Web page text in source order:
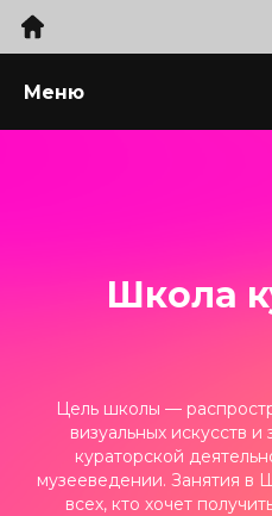
Меню
Школа
Цель школы —
визуальных искусств
кураторской
музееведении. Занятия в
всех, кто хочет